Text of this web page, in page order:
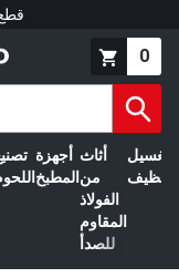
قطع
0
أجهزة
المطبخ
أثاث
من
الفولاذ
المقاوم
للصدأ
الغسيل